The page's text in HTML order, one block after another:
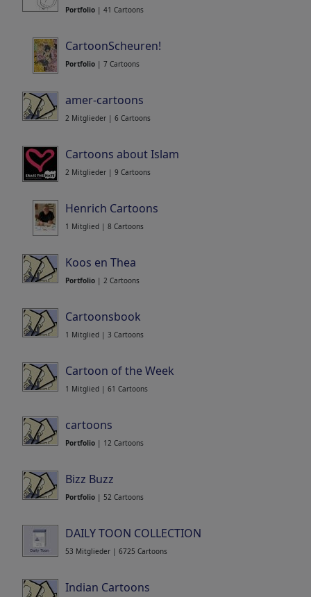
Portfolio | 41 Cartoons
CartoonScheuren!
Portfolio | 7 Cartoons
amer-cartoons
2 Mitglieder | 6 Cartoons
Cartoons about Islam
2 Mitglieder | 9 Cartoons
Henrich Cartoons
1 Mitglied | 8 Cartoons
Koos en Thea
Portfolio | 2 Cartoons
Cartoonsbook
1 Mitglied | 3 Cartoons
Cartoon of the Week
1 Mitglied | 61 Cartoons
cartoons
Portfolio | 12 Cartoons
Bizz Buzz
Portfolio | 52 Cartoons
DAILY TOON COLLECTION
53 Mitglieder | 6725 Cartoons
Indian Cartoons